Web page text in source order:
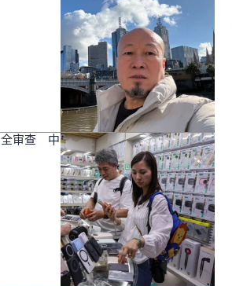
全审查 中